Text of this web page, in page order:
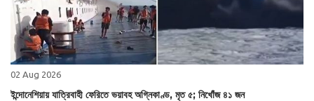
02 Aug 2026
ইন্দোনেশিয়ায় যাত্রিবাহী ফেরিতে ভয়াবহ অগ্নিকাণ্ড, মৃত ৫; নিখোঁজ ৪১ জন